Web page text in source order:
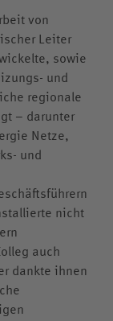
von
Leiter
sowie
und
regionale
– darunter
Netze,
und
nicht
auch
dankte ihnen